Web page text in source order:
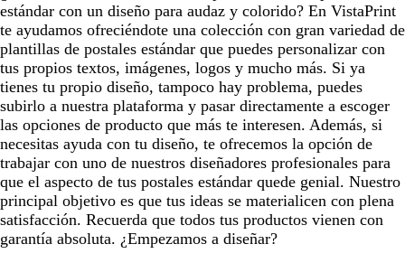
estándar con un diseño para audaz y colorido? En VistaPrint
te ayudamos ofreciéndote una colección con gran variedad de
plantillas de postales estándar que puedes personalizar con
tus propios textos, imágenes, logos y mucho más. Si ya
tienes tu propio diseño, tampoco hay problema, puedes
subirlo a nuestra plataforma y pasar directamente a escoger
las opciones de producto que más te interesen. Además, si
necesitas ayuda con tu diseño, te ofrecemos la opción de
trabajar con uno de nuestros diseñadores profesionales para
que el aspecto de tus postales estándar quede genial. Nuestro
principal objetivo es que tus ideas se materialicen con plena
satisfacción. Recuerda que todos tus productos vienen con
garantía absoluta. ¿Empezamos a diseñar?